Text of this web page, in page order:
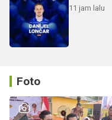
11 jam lalu
Foto